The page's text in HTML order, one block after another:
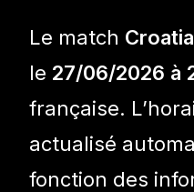
Le match
le 27/06/2026 à
française.
actualisé
fonction des